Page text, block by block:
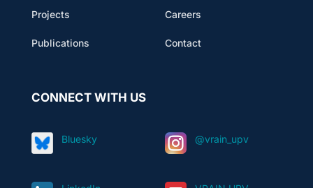
Projects
Publications
Careers
Contact
CONNECT WITH US
Bluesky @vrain_upv